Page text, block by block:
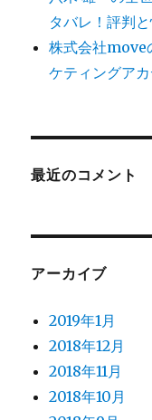
タバレ！評判
株式会社move
ケティングア
最近のコメント
アーカイブ
2019年1月
2018年12月
2018年11月
2018年10月